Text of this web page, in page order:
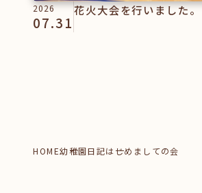
2026
07.31
花火大会を行いました。
HOME幼稚園日記はじめましての会